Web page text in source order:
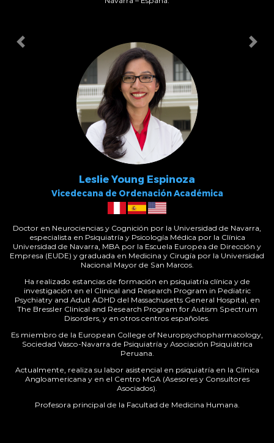
Leslie Young Espinoza
Vicedecana de Ordenación Académica
Doctor en Neurociencias y Cognición por la Universidad de Navarra,
especialista en Psiquiatría y Psicología Médica por la Clínica
Universidad de Navarra, MBA por la Escuela Europea de Dirección y
Empresa (EUDE) y graduada en Medicina y Cirugía por la Universidad
Nacional Mayor de San Marcos.
Ha realizado estancias de formación en psiquiatría clínica y de
investigación en el Clinical and Research Program in Pediatric
Psychiatry and Adult ADHD del Massachusetts General Hospital, en
The Bressler Clinical and Research Program for Autism Spectrum
Disorders, y en otros centros españoles.
Es miembro de la European College of Neuropsychopharmacology,
Sociedad Vasco-Navarra de Psiquiatría y Asociación Psiquiátrica
Peruana.
Actualmente, realiza su labor asistencial en psiquiatría en la Clínica
Angloamericana y en el Centro MGA (Asesores y Consultores
Asociados).
Profesora principal de la Facultad de Medicina Humana.